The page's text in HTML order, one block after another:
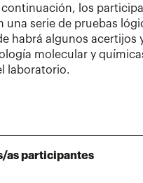
continuación, los
una serie de pruebas
habrá algunos acertijos
molecular y
laboratorio.
as participantes